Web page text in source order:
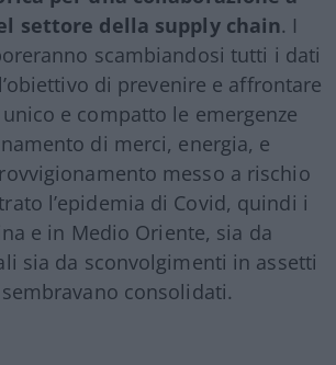
settore della supply chain. I
scambiandosi tutti i dati
di prevenire e affrontare
e compatto le emergenze
di merci, energia, e
messo a rischio
l’epidemia di Covid, quindi i
e in Medio Oriente, sia da
sia da sconvolgimenti in assetti
consolidati.